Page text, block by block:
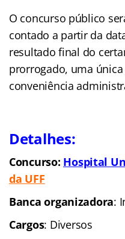
O concurso público
contado a partir da
resultado final do
prorrogado, uma
conveniência
Detalhes:
Concurso: Hospital
da UFF
Banca organizadora:
Cargos: Diversos